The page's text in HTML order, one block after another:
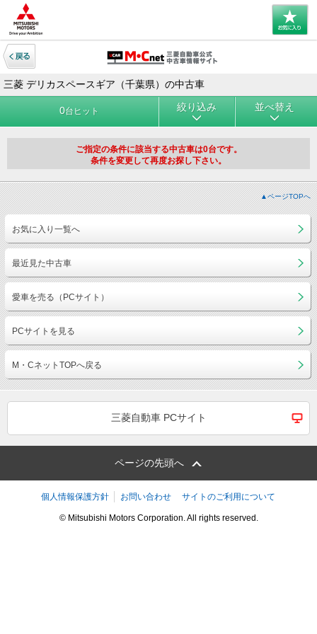
三菱 デリカスペースギア（千葉県）の中古車
0台ヒット 絞り込み 並べ替え
ご指定の条件に該当する中古車は0台です。
条件を変更して再度お探し下さい。
▲ページTOPへ
お気に入り一覧へ
最近見た中古車
愛車を売る（PCサイト）
PCサイトを見る
M・CネットTOPへ戻る
三菱自動車 PCサイト
ページの先頭へ
個人情報保護方針 お問い合わせ サイトのご利用について
© Mitsubishi Motors Corporation. All rights reserved.